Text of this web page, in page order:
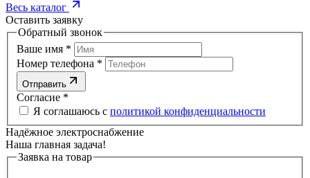
Весь каталог
Оставить заявку
Обратный звонок
Ваше имя *
Номер телефона *
Отправить
Согласие *
Я соглашаюсь с политикой конфиденциальности
Надёжное электроснабжение
Наша главная задача!
Заявка на товар